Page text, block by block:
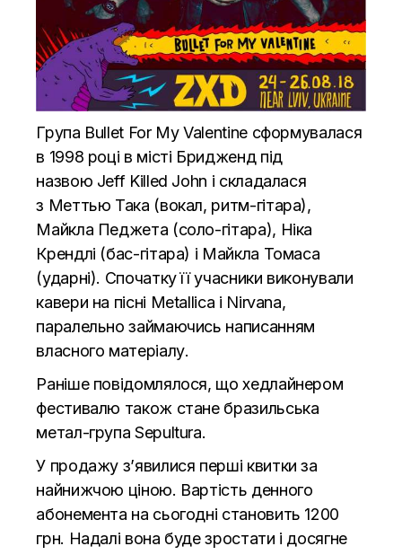
Група Bullet For My Valentine сформувалася
в 1998 році в місті Бридженд під
назвою Jeff Killed John і складалася
з Меттью Така (вокал, ритм-гітара),
Майкла Педжета (соло-гітара), Ніка
Крендлі (бас-гітара) і Майкла Томаса
(ударні). Спочатку її учасники виконували
кавери на пісні Metallica і Nirvana,
паралельно займаючись написанням
власного матеріалу.
Раніше повідомлялося, що хедлайнером
фестивалю також стане бразильська
метал-група Sepultura.
У продажу з’явилися перші квитки за
найнижчою ціною. Вартість денного
абонемента на сьогодні становить 1200
грн. Надалі вона буде зростати і досягне